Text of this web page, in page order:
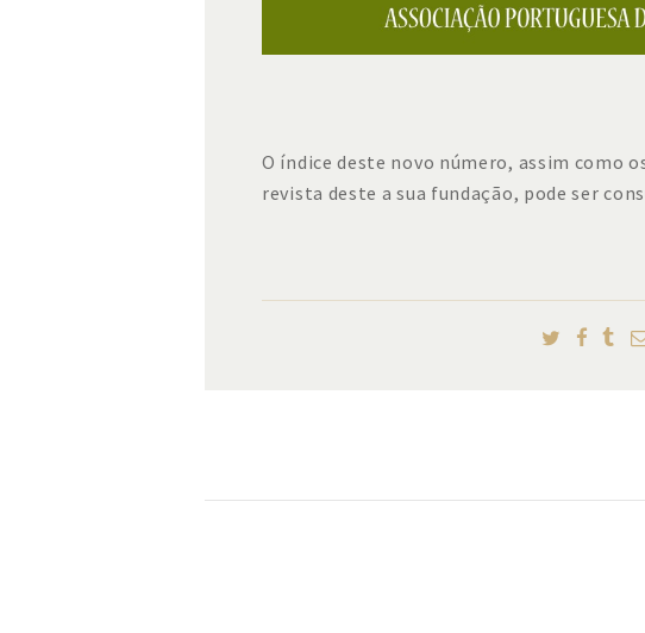
O índice deste novo número, assim como
revista deste a sua fundação, pode ser